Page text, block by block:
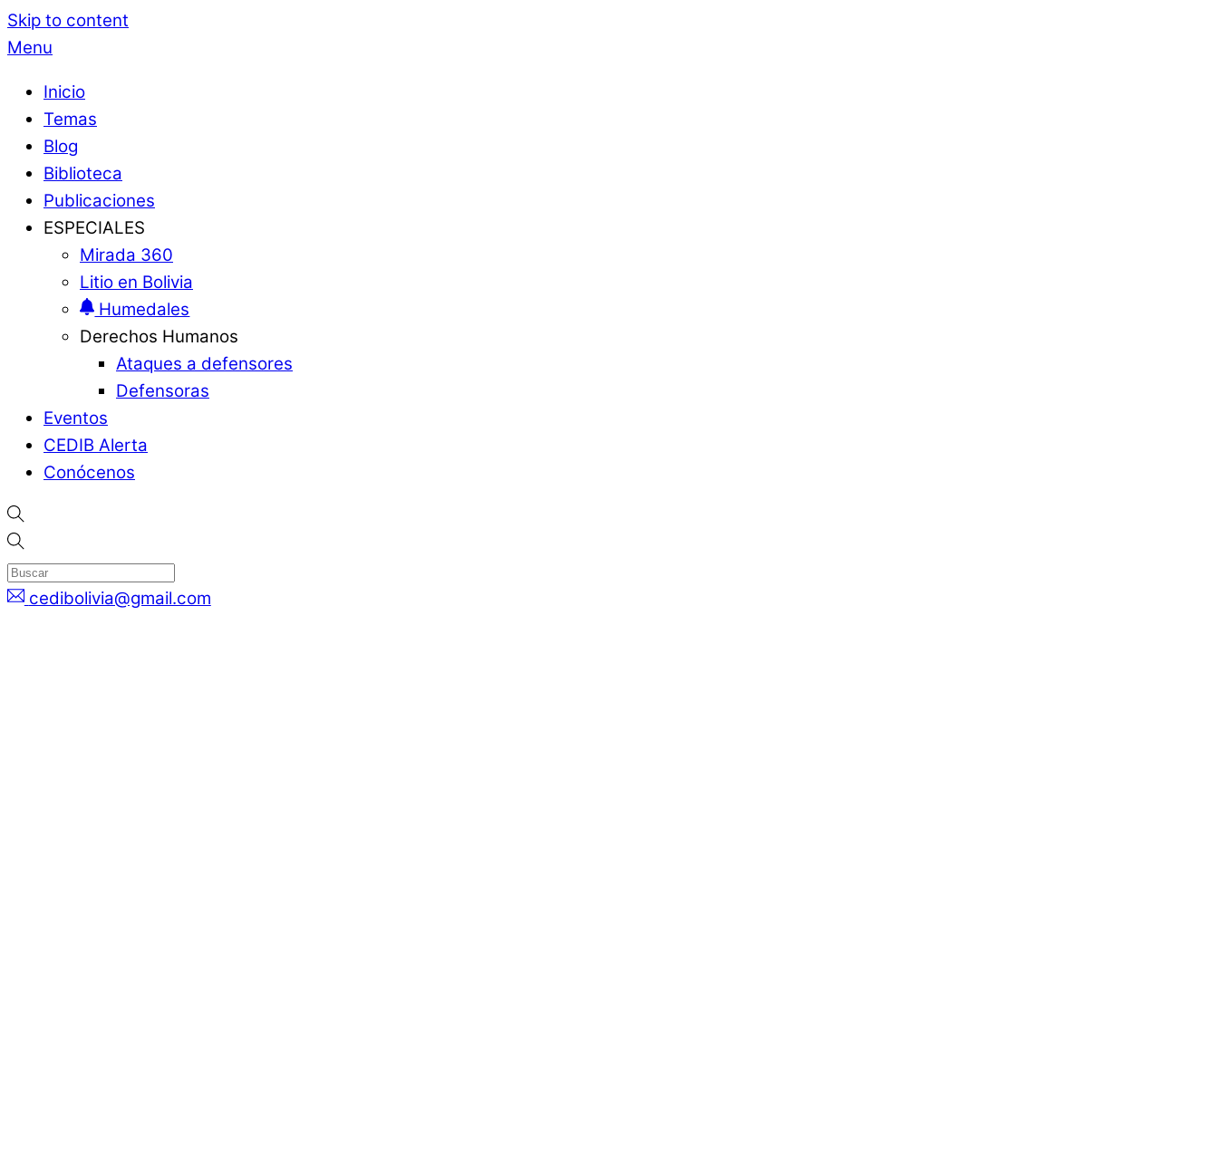
Skip to content
Menu
Inicio
Temas
Blog
Biblioteca
Publicaciones
ESPECIALES
Mirada 360
Litio en Bolivia
Humedales
Derechos Humanos
Ataques a defensores
Defensoras
Eventos
CEDIB Alerta
Conócenos
cedibolivia@gmail.com